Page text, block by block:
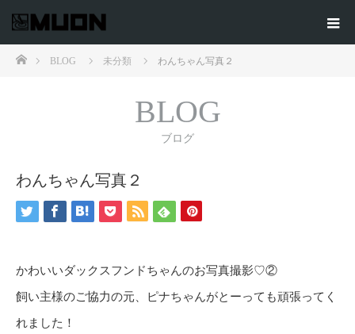
ホームBLOG 未分類 わんちゃん写真２
BLOG
ブログ
わんちゃん写真２
かわいいダックスフンドちゃんのお写真撮影♡②
飼い主様のご協力の元、ピナちゃんがとーっても頑張ってく
れました！